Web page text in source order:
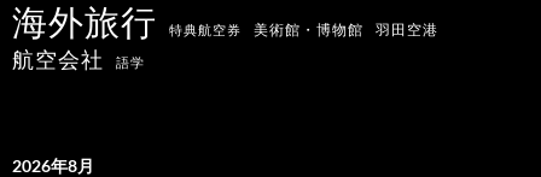
海外旅行 特典航空券 美術館・博物館 羽田空港
航空会社 語学
2026年8月